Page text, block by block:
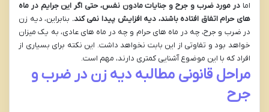
اما در مورد ضرب و جرح و جنایات مادون نفس، حتی اگر این جرایم در ماه
های حرام اتفاق افتاده باشند، دیه افزایش پیدا نمی کند. بنابراین، دیه زن
در ضرب و جرح، چه در ماه های حرام و چه در ماه های عادی، به یک میزان
خواهد بود و تفاوتی از این بابت نخواهد داشت. این نکته برای بسیاری از
افراد که با این موضوع آشنایی کمتری دارند، مهم است.
مراحل قانونی مطالبه دیه زن در ضرب و
جرح